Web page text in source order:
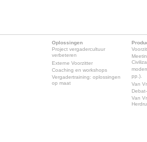
Oplossingen
Project vergadercultuur
verbeteren
Externe Voorzitter
Coaching en workshops
Vergadertraining: oplossingen
op maat
pp.).
Van
Van